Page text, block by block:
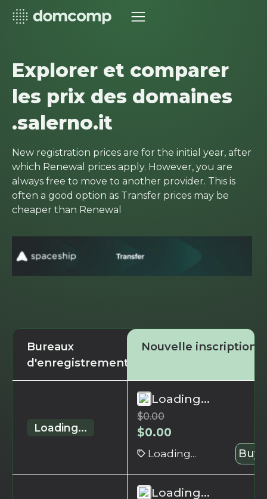
Explorer et comparer
les prix des domaines
.salerno.it
New registration prices are for the initial year, after
which Renewal prices apply. However, you are
always free to move to another provider. This is
often a good option as Transfer prices may be
cheaper than Renewal
Bureaux
d'enregistrement
Nouvelle inscription
Loading...
Loading...
$0.00
$0.00
Loading... Buy
Loading...